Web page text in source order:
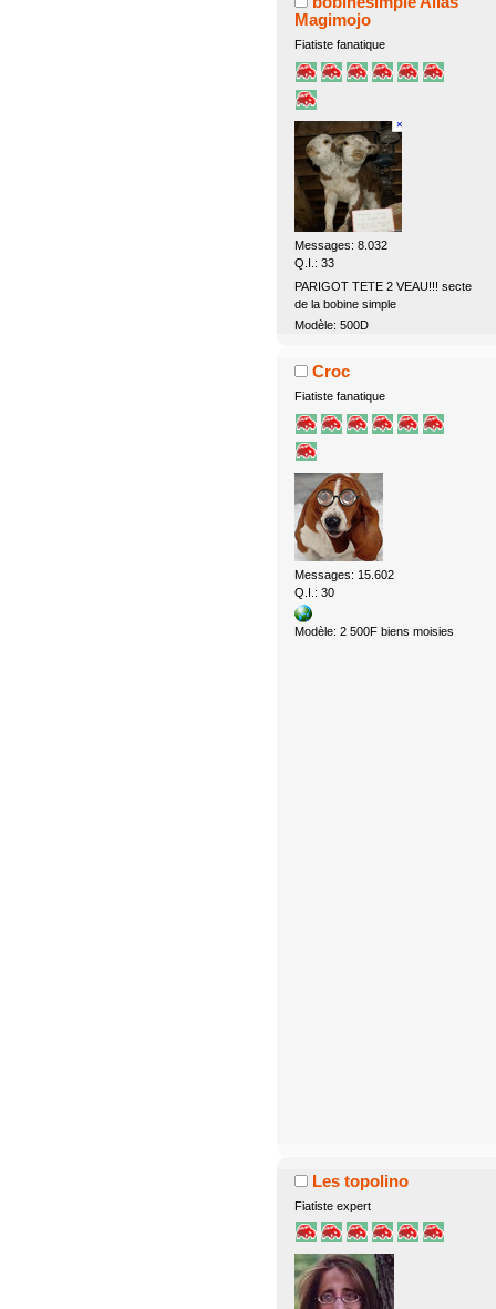
Magimojo
Fiatiste fanatique
Messages: 8.032
Q.I.: 33
PARIGOT TETE 2 VEAU!!! secte
de la bobine simple
Modèle: 500D
Croc
Fiatiste fanatique
Messages: 15.602
Q.I.: 30
Modèle: 2 500F biens moisies
Les topolino
Fiatiste expert